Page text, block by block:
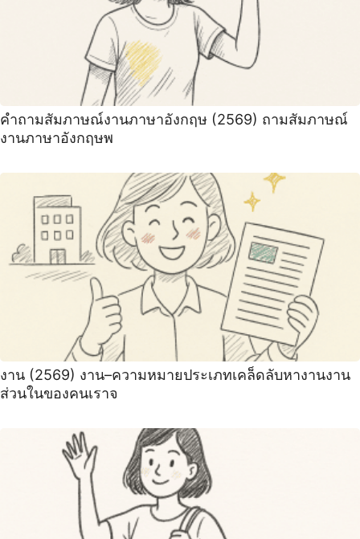
คําถามสัมภาษณ์งานภาษาอังกฤษ (2569) ถามสัมภาษณ์
งานภาษาอังกฤษพ
งาน (2569) งาน–ความหมายประเภทเคล็ดลับหางานงาน
ส่วนในของคนเราจ